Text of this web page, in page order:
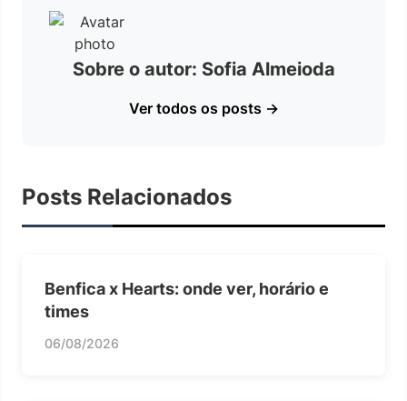
Sobre o autor: Sofia Almeioda
Ver todos os posts →
Posts Relacionados
Benfica x Hearts: onde ver, horário e
times
06/08/2026